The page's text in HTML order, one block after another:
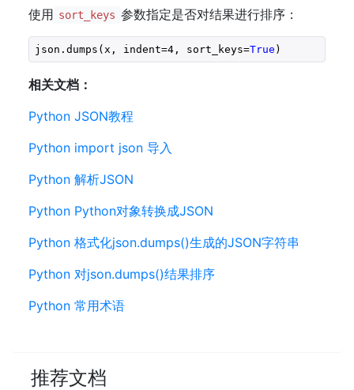
使用 sort_keys 参数指定是否对结果进行排序：
json.dumps(x, indent=4, sort_keys=True )
相关文档：
Python JSON教程
Python import json 导入
Python 解析JSON
Python Python对象转换成JSON
Python 格式化json.dumps()生成的JSON字符串
Python 对json.dumps()结果排序
Python 常用术语
推荐文档